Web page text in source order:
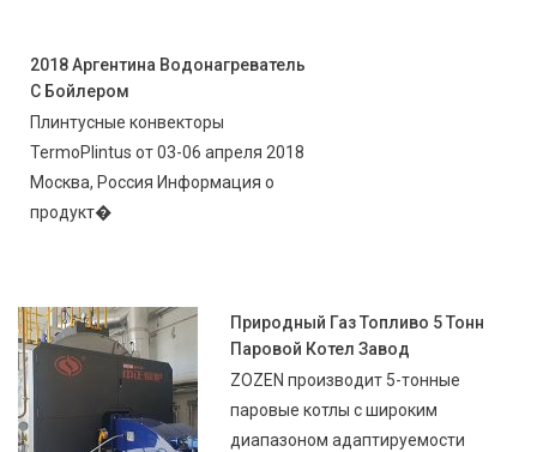
2018 Аргентина Водонагреватель
С Бойлером
Плинтусные конвекторы
TermoPlintus от 03-06 апреля 2018
Москва, Россия Информация о
продукт�
Природный Газ Топливо 5 Тонн
Паровой Котел Завод
ZOZEN производит 5-тонные
паровые котлы с широким
диапазоном адаптируемости